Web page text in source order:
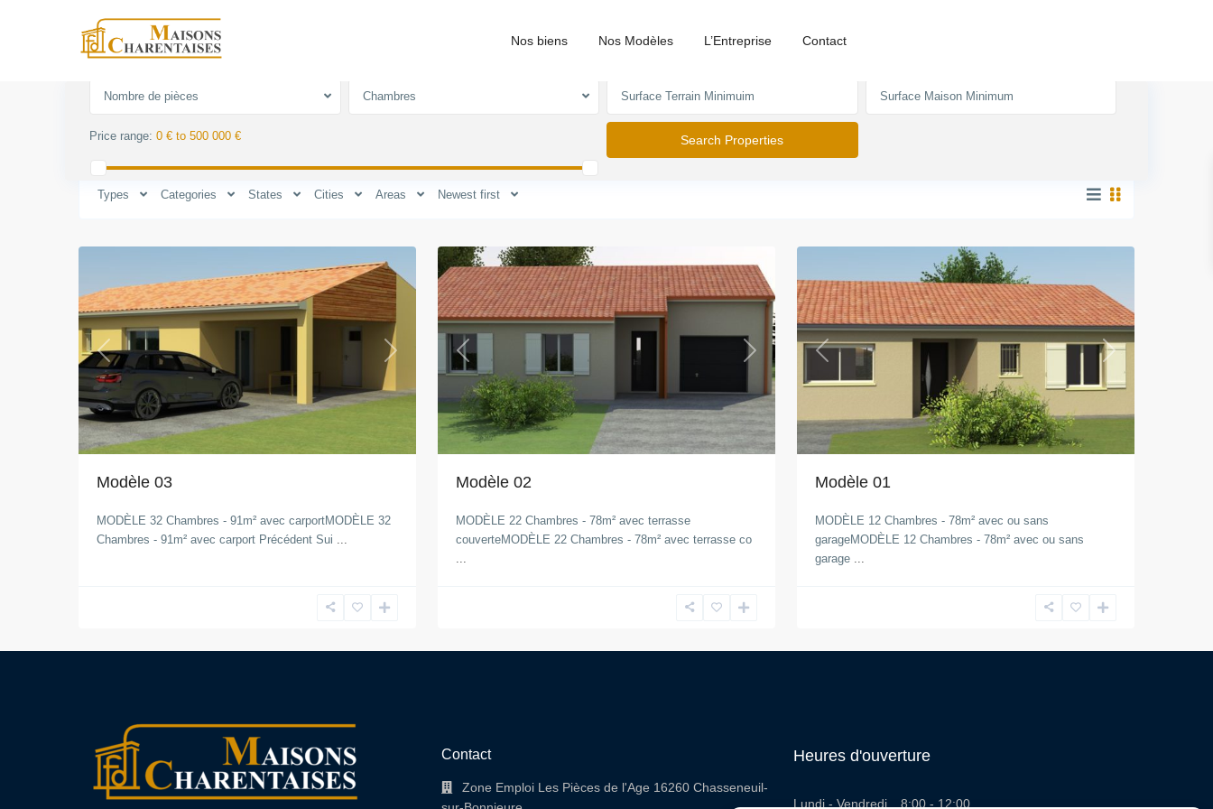
Nos biens Nos Modèles L’Entreprise Contact
Advanced Search
Types
Nombre de pièces Chambres
Price range: 0 € to 500 000 €
Properties listed in 2 Chambres
Types Categories States Cities Areas Newest first
Previous Next
Modèle 03
MODÈLE 32 Chambres - 91m² avec carportMODÈLE 32
Chambres - 91m² avec carport Précédent Sui ...
Previous Next
Modèle 02
MODÈLE 22 Chambres - 78m² avec terrasse
couverteMODÈLE 22 Chambres - 78m² avec terrasse co
...
Previous Next
Modèle 01
MODÈLE 12 Chambres - 78m² avec ou sans
garageMODÈLE 12 Chambres - 78m² avec ou sans
garage ...
Contact
Zone Emploi Les Pièces de l'Age 16260 Chasseneuil-
Heures d'ouverture
Lundi - Vendredi 8:00 - 12:00